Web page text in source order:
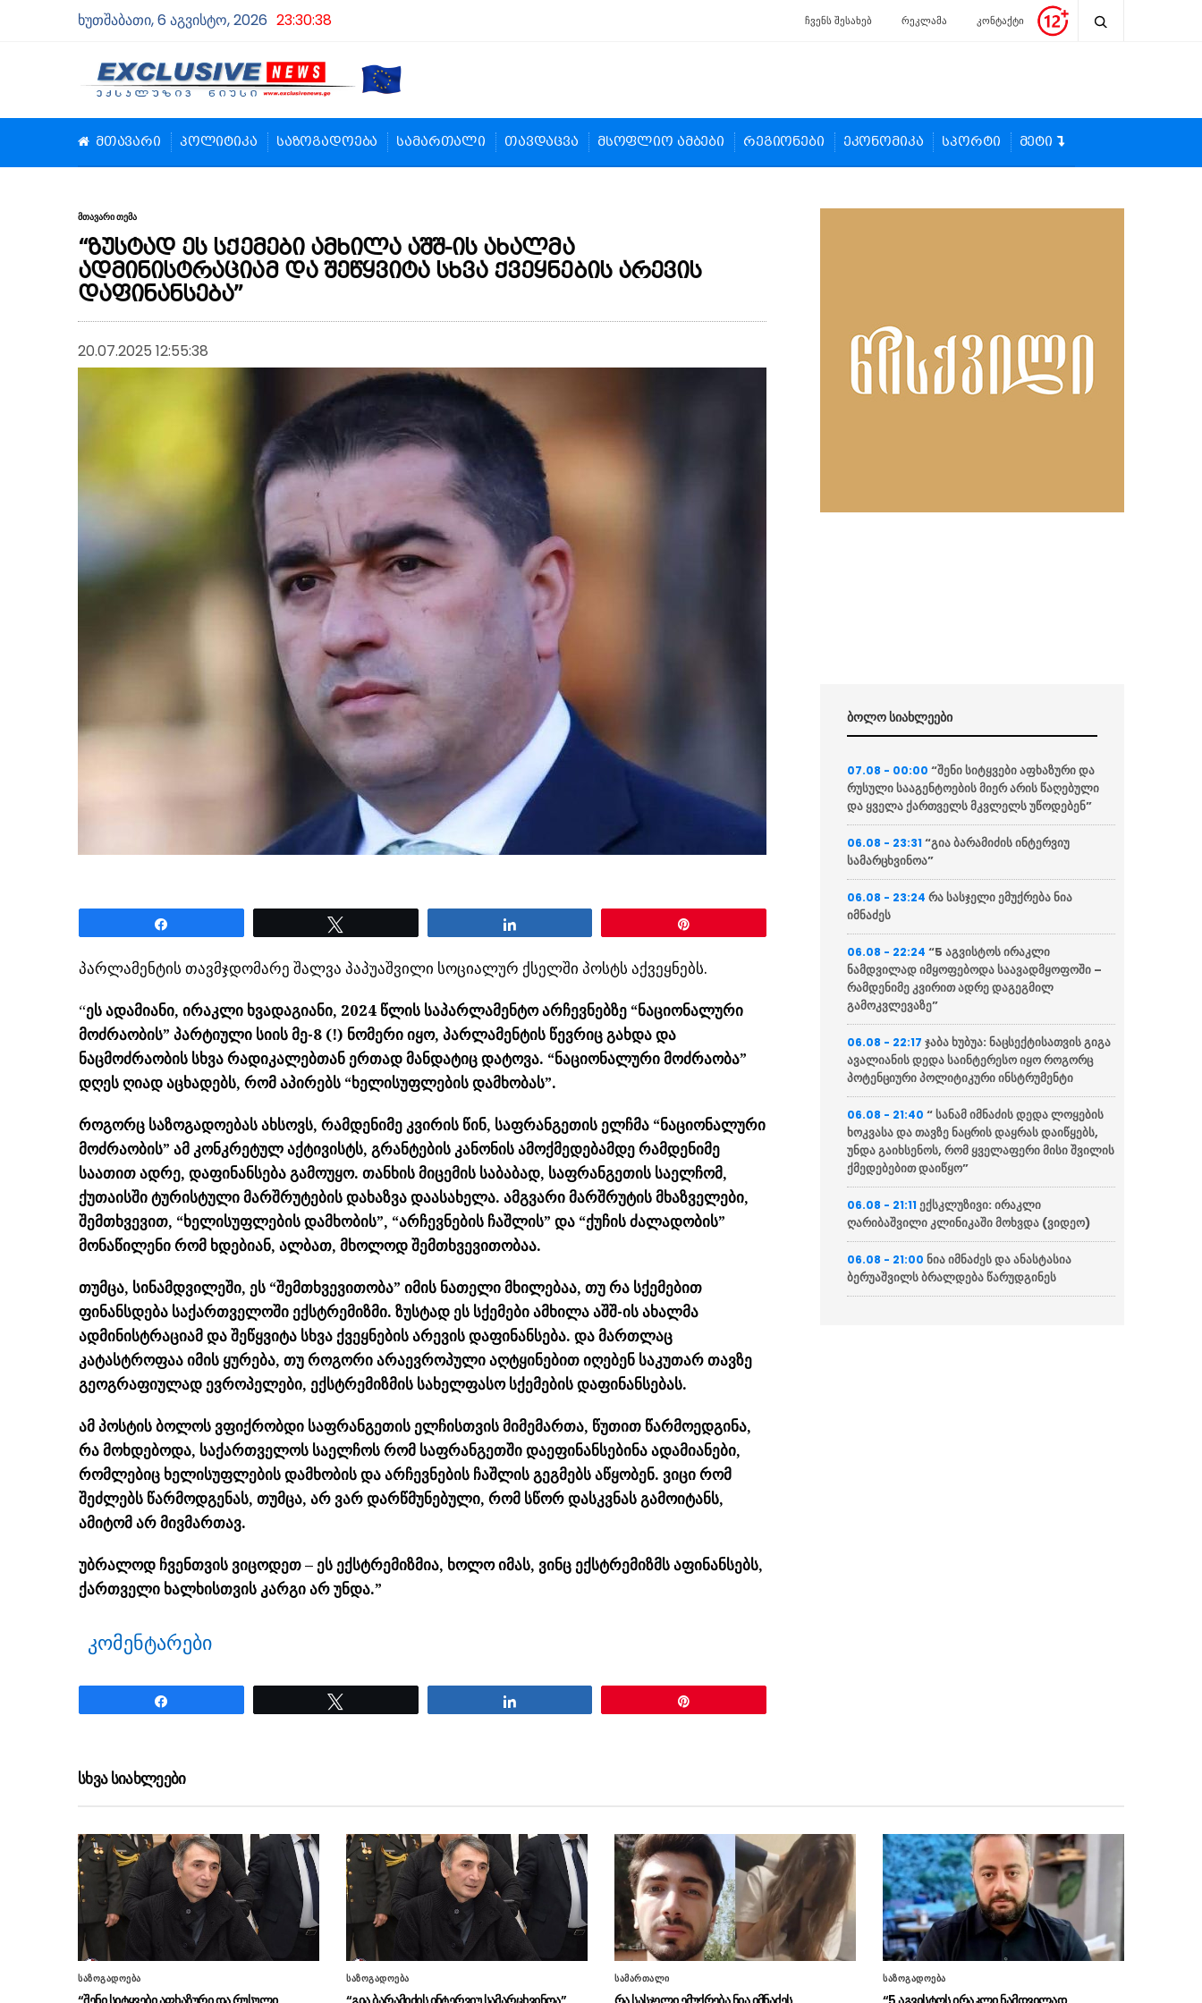
ხუთშაბათი, 6 აგვისტო, 2026 23:30:38 ჩვენს შესახებ რეკლამა კონტაქტი
მთავარი პოლიტიკა საზოგადოება სამართალი თავდაცვა მსოფლიო ამბები რეგიონები ეკონომიკა სპორტი მეტი
მთავარი თემა
“ზუსტად ეს სქემები ამხილა აშშ-ის ახალმა
ადმინისტრაციამ და შეწყვიტა სხვა ქვეყნების არევის
დაფინანსება”
20.07.2025 12:55:38
პარლამენტის თავმჯდომარე შალვა პაპუაშვილი სოციალურ ქსელში პოსტს აქვეყნებს.
“ეს ადამიანი, ირაკლი ხვადაგიანი, 2024 წლის საპარლამენტო არჩევნებზე “ნაციონალური
მოძრაობის” პარტიული სიის მე-8 (!) ნომერი იყო, პარლამენტის წევრიც გახდა და
ნაცმოძრაობის სხვა რადიკალებთან ერთად მანდატიც დატოვა. “ნაციონალური მოძრაობა”
დღეს ღიად აცხადებს, რომ აპირებს “ხელისუფლების დამხობას”.
როგორც საზოგადოებას ახსოვს, რამდენიმე კვირის წინ, საფრანგეთის ელჩმა “ნაციონალური
მოძრაობის” ამ კონკრეტულ აქტივისტს, გრანტების კანონის ამოქმედებამდე რამდენიმე
საათით ადრე, დაფინანსება გამოუყო. თანხის მიცემის საბაბად, საფრანგეთის საელჩომ,
ქუთაისში ტურისტული მარშრუტების დახაზვა დაასახელა. ამგვარი მარშრუტის მხაზველები,
შემთხვევით, “ხელისუფლების დამხობის”, “არჩევნების ჩაშლის” და “ქუჩის ძალადობის”
მონაწილენი რომ ხდებიან, ალბათ, მხოლოდ შემთხვევითობაა.
თუმცა, სინამდვილეში, ეს “შემთხვევითობა” იმის ნათელი მხილებაა, თუ რა სქემებით
ფინანსდება საქართველოში ექსტრემიზმი. ზუსტად ეს სქემები ამხილა აშშ-ის ახალმა
ადმინისტრაციამ და შეწყვიტა სხვა ქვეყნების არევის დაფინანსება. და მართლაც
კატასტროფაა იმის ყურება, თუ როგორი არაევროპული აღტყინებით იღებენ საკუთარ თავზე
გეოგრაფიულად ევროპელები, ექსტრემიზმის სახელფასო სქემების დაფინანსებას.
ამ პოსტის ბოლოს ვფიქრობდი საფრანგეთის ელჩისთვის მიმემართა, წუთით წარმოედგინა,
რა მოხდებოდა, საქართველოს საელჩოს რომ საფრანგეთში დაეფინანსებინა ადამიანები,
რომლებიც ხელისუფლების დამხობის და არჩევნების ჩაშლის გეგმებს აწყობენ. ვიცი რომ
შეძლებს წარმოდგენას, თუმცა, არ ვარ დარწმუნებული, რომ სწორ დასკვნას გამოიტანს,
ამიტომ არ მივმართავ.
უბრალოდ ჩვენთვის ვიცოდეთ – ეს ექსტრემიზმია, ხოლო იმას, ვინც ექსტრემიზმს აფინანსებს,
ქართველი ხალხისთვის კარგი არ უნდა.”
კომენტარები
ბოლო სიახლეები
07.08 - 00:00“შენი სიტყვები აფხაზური და
რუსული სააგენტოების მიერ არის წაღებული
და ყველა ქართველს მკვლელს უწოდებენ”
06.08 - 23:31“გია ბარამიძის ინტერვიუ
სამარცხვინოა”
06.08 - 23:24რა სასჯელი ემუქრება ნია
იმნაძეს
06.08 - 22:24“5 აგვისტოს ირაკლი
ნამდვილად იმყოფებოდა საავადმყოფოში –
რამდენიმე კვირით ადრე დაგეგმილ
გამოკვლევაზე”
06.08 - 22:17ჯაბა ხუბუა: ნაცსექტისათვის გიგა
ავალიანის დედა საინტერესო იყო როგორც
პოტენციური პოლიტიკური ინსტრუმენტი
06.08 - 21:40“ სანამ იმნაძის დედა ლოყების
ხოკვასა და თავზე ნაცრის დაყრას დაიწყებს,
უნდა გაიხსენოს, რომ ყველაფერი მისი შვილის
ქმედებებით დაიწყო”
06.08 - 21:11ექსკლუზივი: ირაკლი
ღარიბაშვილი კლინიკაში მოხვდა (ვიდეო)
06.08 - 21:00ნია იმნაძეს და ანასტასია
ბერუაშვილს ბრალდება წარუდგინეს
სტუმრებს შეეძლებათ, თბილისიდან ბათუმში
და ბათუმიდან ჩვენს დედაქალაქში 4 საათში
ჩამოვიდნენ”
06.08 - 16:33ირაკლი კობახიძე – სათანადო
ვადებში ბოლომდე იქნება მიყვანილი
უმაღლესი განათლების რეფორმა
06.08 - 16:22“ვინც უპირისპირდება
სხვა სიახლეები
საზოგადოება საზოგადოება სამართალი საზოგადოება